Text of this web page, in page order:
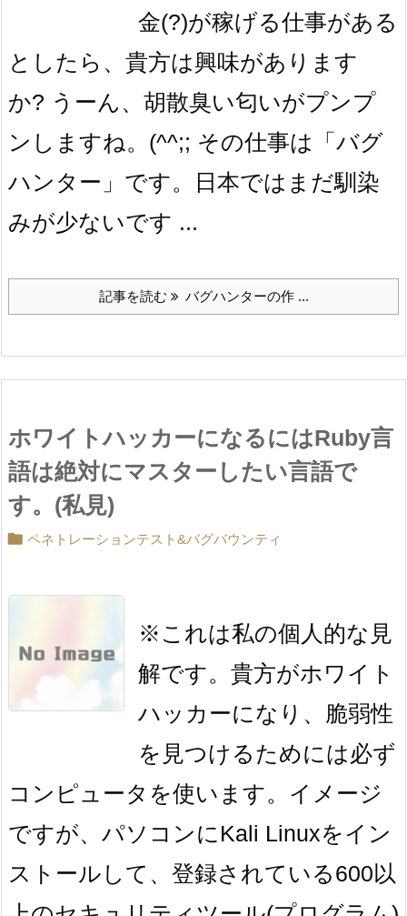
金(?)が稼げる仕事がある
としたら、貴方は興味があります
か? うーん、胡散臭い匂いがプンプ
ンしますね。(^^;; その仕事は「バグ
ハンター」です。日本ではまだ馴染
みが少ないです ...
記事を読む バグハンターの作 ...
ホワイトハッカーになるにはRuby言
語は絶対にマスターしたい言語で
す。(私見)
 ペネトレーションテスト&バグバウンティ
※これは私の個人的な見
解です。貴方がホワイト
ハッカーになり、脆弱性
を見つけるためには必ず
コンピュータを使います。イメージ
ですが、パソコンにKali Linuxをイン
ストールして、登録されている600以